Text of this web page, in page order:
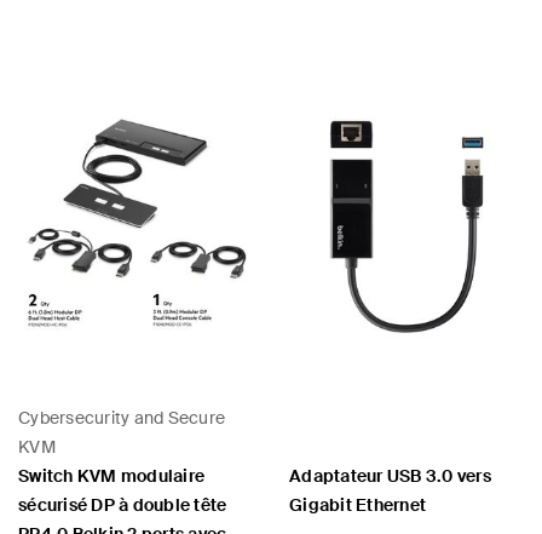
Cybersecurity and Secure
KVM
Switch KVM modulaire
sécurisé DP à double tête
Adaptateur USB 3.0 vers
Gigabit Ethernet